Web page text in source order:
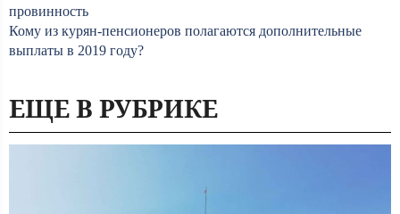
провинность
Кому из курян-пенсионеров полагаются дополнительные
выплаты в 2019 году?
ЕЩЕ В РУБРИКЕ